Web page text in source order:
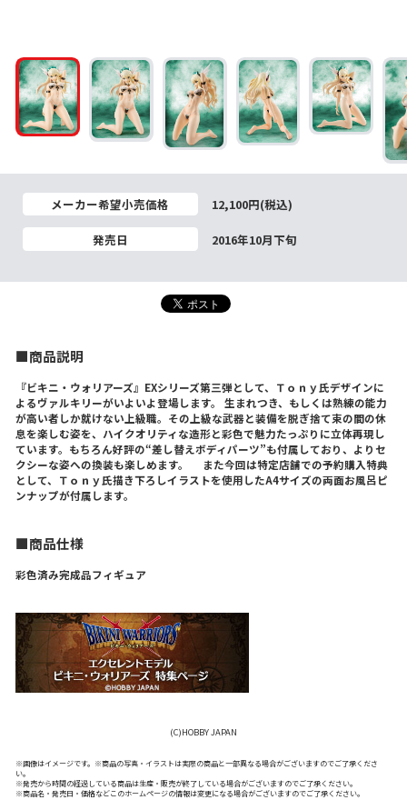
メーカー希望小売価格 12,100円(税込)
発売日 2016年10月下旬
■商品説明
『ビキニ・ウォリアーズ』EXシリーズ第三弾として、Ｔｏｎｙ氏デザインに
よるヴァルキリーがいよいよ登場します。 生まれつき、もしくは熟練の能力
が高い者しか就けない上級職。その上級な武器と装備を脱ぎ捨て束の間の休
息を楽しむ姿を、ハイクオリティな造形と彩色で魅力たっぷりに立体再現し
ています。もちろん好評の“差し替えボディパーツ”も付属しており、よりセ
クシーな姿への換装も楽しめます。 また今回は特定店舗での予約購入特典
として、Ｔｏｎｙ氏描き下ろしイラストを使用したA4サイズの両面お風呂ピ
ンナップが付属します。
■商品仕様
彩色済み完成品フィギュア
(C)HOBBY JAPAN
※画像はイメージです。※商品の写真・イラストは実際の商品と一部異なる場合がございますのでご了承くださ
い。
※発売から時間の経過している商品は生産・販売が終了している場合がございますのでご了承ください。
※商品名・発売日・価格などこのホームページの情報は変更になる場合がございますのでご了承ください。